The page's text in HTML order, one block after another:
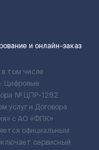
и онлайн-заказ
том числе
Цифровые
№ ЦПР-1282
услуг и Договора
c АО «ФПК»
официальным
сервисный